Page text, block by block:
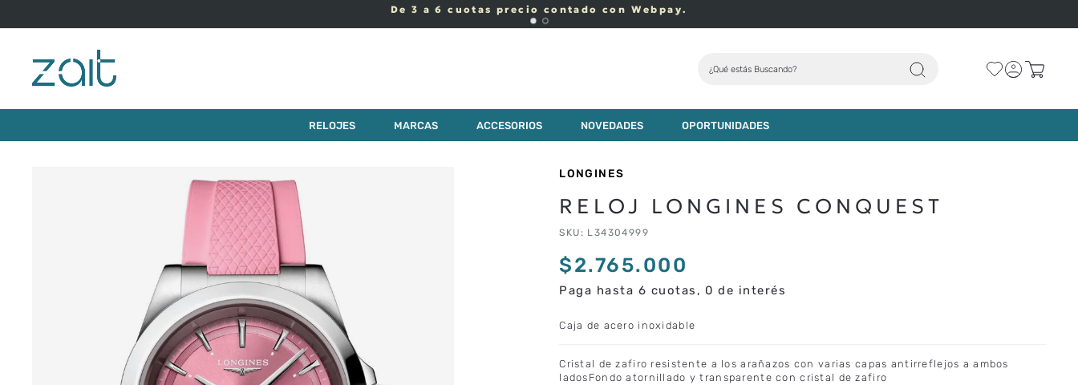
De 3 a 6 cuotas precio contado con Webpay.
¿Qué estás Buscando?
RELOJES MARCAS ACCESORIOS NOVEDADES OPORTUNIDADES
RELOJ LONGINES CONQUEST AGREGAR AL CARRO
LONGINES
RELOJ LONGINES CONQUEST
SKU : L34304999
$2.765.000
Paga hasta 6 cuotas, 0 de interés
Caja de acero inoxidable
Cristal de zafiro resistente a los arañazos con varias capas antirreflejos a ambos
ladosFondo atornillado y transparente con cristal de zafiro